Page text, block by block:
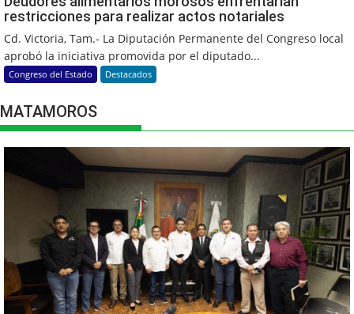
restricciones para realizar actos notariales
Cd. Victoria, Tam.- La Diputación Permanente del Congreso local
aprobó la iniciativa promovida por el diputado...
Congreso del Estado Destacados
MATAMOROS